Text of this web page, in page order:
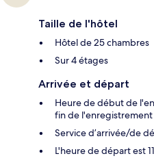
Taille de l'hôtel
Hôtel de 25 chambres
Sur 4 étages
Arrivée et départ
Heure de début de
fin de l'enregistrement
Service d’arrivée/de
L'heure de départ est